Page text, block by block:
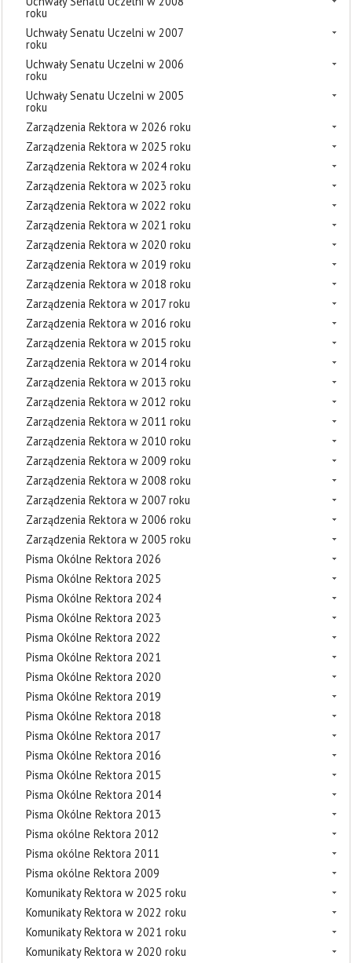
roku
Uchwały Senatu Uczelni w 2007
roku
Uchwały Senatu Uczelni w 2006
roku
Uchwały Senatu Uczelni w 2005
roku
Zarządzenia Rektora w 2026 roku
Zarządzenia Rektora w 2025 roku
Zarządzenia Rektora w 2024 roku
Zarządzenia Rektora w 2023 roku
Zarządzenia Rektora w 2022 roku
Zarządzenia Rektora w 2021 roku
Zarządzenia Rektora w 2020 roku
Zarządzenia Rektora w 2019 roku
Zarządzenia Rektora w 2018 roku
Zarządzenia Rektora w 2017 roku
Zarządzenia Rektora w 2016 roku
Zarządzenia Rektora w 2015 roku
Zarządzenia Rektora w 2014 roku
Zarządzenia Rektora w 2013 roku
Zarządzenia Rektora w 2012 roku
Zarządzenia Rektora w 2011 roku
Zarządzenia Rektora w 2010 roku
Zarządzenia Rektora w 2009 roku
Zarządzenia Rektora w 2008 roku
Zarządzenia Rektora w 2007 roku
Zarządzenia Rektora w 2006 roku
Zarządzenia Rektora w 2005 roku
Pisma Okólne Rektora 2026
Pisma Okólne Rektora 2025
Pisma Okólne Rektora 2024
Pisma Okólne Rektora 2023
Pisma Okólne Rektora 2022
Pisma Okólne Rektora 2021
Pisma Okólne Rektora 2020
Pisma Okólne Rektora 2019
Pisma Okólne Rektora 2018
Pisma Okólne Rektora 2017
Pisma Okólne Rektora 2016
Pisma Okólne Rektora 2015
Pisma Okólne Rektora 2014
Pisma Okólne Rektora 2013
Pisma okólne Rektora 2012
Pisma okólne Rektora 2011
Pisma okólne Rektora 2009
Komunikaty Rektora w 2025 roku
Komunikaty Rektora w 2022 roku
Komunikaty Rektora w 2021 roku
Komunikaty Rektora w 2020 roku